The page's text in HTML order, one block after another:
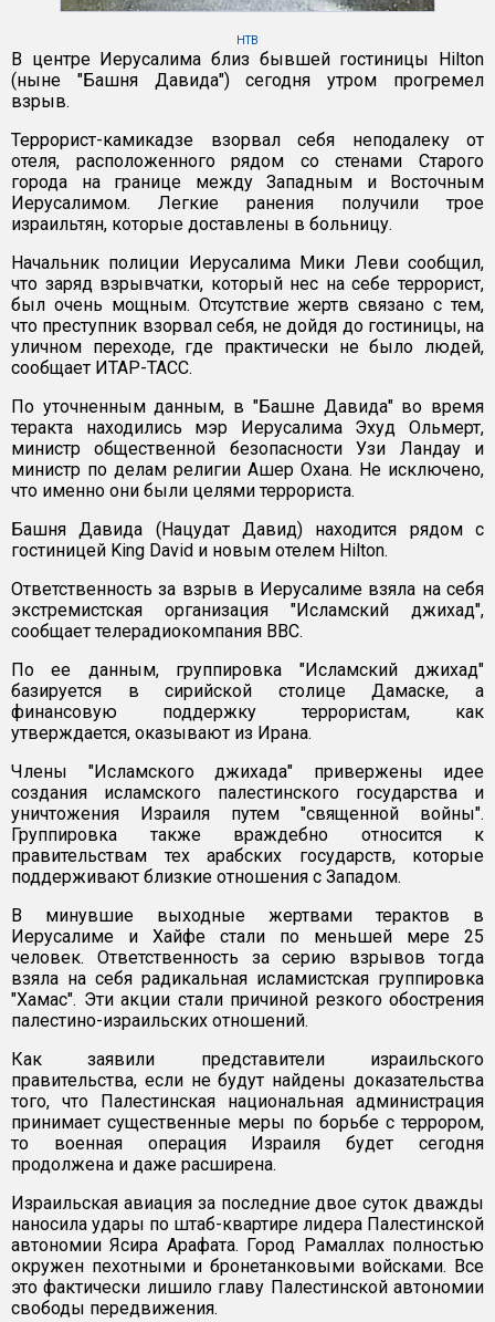
НТВ
В центре Иерусалима близ бывшей гостиницы Hilton
(ныне "Башня Давида") сегодня утром прогремел
взрыв.
Террорист-камикадзе взорвал себя неподалеку от
отеля, расположенного рядом со стенами Старого
города на границе между Западным и Восточным
Иерусалимом. Легкие ранения получили трое
израильтян, которые доставлены в больницу.
Начальник полиции Иерусалима Мики Леви сообщил,
что заряд взрывчатки, который нес на себе террорист,
был очень мощным. Отсутствие жертв связано с тем,
что преступник взорвал себя, не дойдя до гостиницы, на
уличном переходе, где практически не было людей,
сообщает ИТАР-ТАСС.
По уточненным данным, в "Башне Давида" во время
теракта находились мэр Иерусалима Эхуд Ольмерт,
министр общественной безопасности Узи Ландау и
министр по делам религии Ашер Охана. Не исключено,
что именно они были целями террориста.
Башня Давида (Нацудат Давид) находится рядом с
гостиницей King David и новым отелем Hilton.
Ответственность за взрыв в Иерусалиме взяла на себя
экстремистская организация "Исламский джихад",
сообщает телерадиокомпания BBC.
По ее данным, группировка "Исламский джихад"
базируется в сирийской столице Дамаске, а
финансовую поддержку террористам, как
утверждается, оказывают из Ирана.
Члены "Исламского джихада" привержены идее
создания исламского палестинского государства и
уничтожения Израиля путем "священной войны".
Группировка также враждебно относится к
правительствам тех арабских государств, которые
поддерживают близкие отношения с Западом.
В минувшие выходные жертвами терактов в
Иерусалиме и Хайфе стали по меньшей мере 25
человек. Ответственность за серию взрывов тогда
взяла на себя радикальная исламистская группировка
"Хамас". Эти акции стали причиной резкого обострения
палестино-израильских отношений.
Как заявили представители израильского
правительства, если не будут найдены доказательства
того, что Палестинская национальная администрация
принимает существенные меры по борьбе с террором,
то военная операция Израиля будет сегодня
продолжена и даже расширена.
Израильская авиация за последние двое суток дважды
наносила удары по штаб-квартире лидера Палестинской
автономии Ясира Арафата. Город Рамаллах полностью
окружен пехотными и бронетанковыми войсками. Все
это фактически лишило главу Палестинской автономии
свободы передвижения.